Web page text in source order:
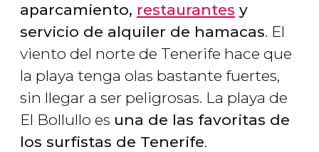
aparcamiento, restaurantes y
servicio de alquiler de hamacas. El
viento del norte de Tenerife hace que
la playa tenga olas bastante fuertes,
sin llegar a ser peligrosas. La playa de
El Bollullo es una de las favoritas de
los surfistas de Tenerife.